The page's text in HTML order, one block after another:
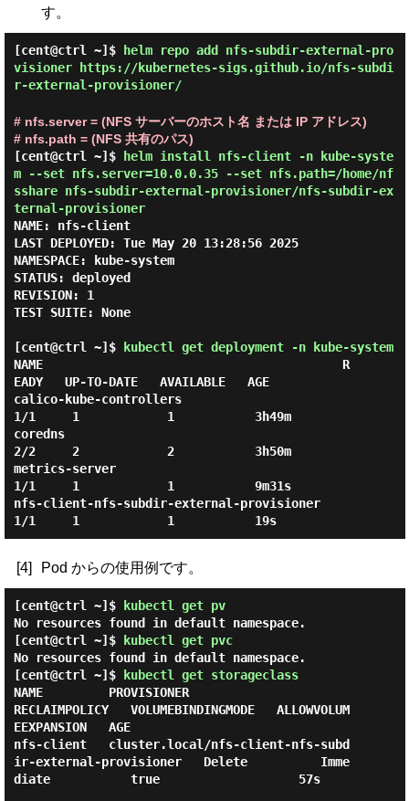
す。
[cent@ctrl ~]$
helm repo add nfs-subdir-external-pro
visioner https://kubernetes-sigs.github.io/nfs-subdi
r-external-provisioner/
# nfs.server = (NFS サーバーのホスト名 または IP アドレス)
# nfs.path = (NFS 共有のパス)
[cent@ctrl ~]$
helm install nfs-client -n kube-syste
m --set nfs.server=10.0.0.35 --set nfs.path=/home/nf
sshare nfs-subdir-external-provisioner/nfs-subdir-ex
ternal-provisioner
NAME: nfs-client
LAST DEPLOYED: Tue May 20 13:28:56 2025
NAMESPACE: kube-system
STATUS: deployed
REVISION: 1
TEST SUITE: None
[cent@ctrl ~]$
kubectl get deployment -n kube-system
NAME                                         R
EADY   UP-TO-DATE   AVAILABLE   AGE
calico-kube-controllers
1/1     1            1           3h49m
coredns
2/2     2            2           3h50m
metrics-server
1/1     1            1           9m31s
nfs-client-nfs-subdir-external-provisioner
1/1     1            1           19s
[4] Pod からの使用例です。
[cent@ctrl ~]$
kubectl get pv
No resources found in default namespace.
[cent@ctrl ~]$
kubectl get pvc
No resources found in default namespace.
[cent@ctrl ~]$
kubectl get storageclass
NAME         PROVISIONER
RECLAIMPOLICY   VOLUMEBINDINGMODE   ALLOWVOLUM
EEXPANSION   AGE
nfs-client   cluster.local/nfs-client-nfs-subd
ir-external-provisioner   Delete          Imme
diate           true                   57s